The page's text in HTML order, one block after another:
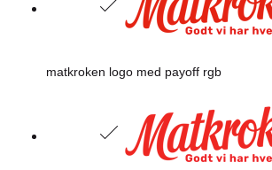
matkroken logo med payoff rgb